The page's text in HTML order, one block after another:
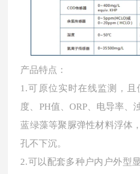
产品特点：
1.可原位实时在线监测，
度、PH值、ORP、电导率、
蓝绿藻等聚脲弹性材料浮体
孔不下沉。
2.可以配套多种户内户外型